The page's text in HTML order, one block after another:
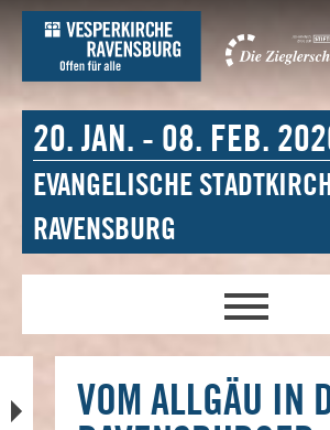
20. JAN. - 08. FEB.
EVANGELISCHE
RAVENSBURG
VOM ALLGÄU IN